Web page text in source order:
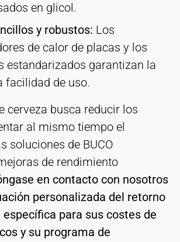
en glicol.
y robustos: Los
de calor de placas y los
estandarizados garantizan la
facilidad de uso.
cerveza busca reducir los
al mismo tiempo el
soluciones de BUCO
de rendimiento
en contacto con nosotros
personalizada del retorno
para sus costes de
y su programa de